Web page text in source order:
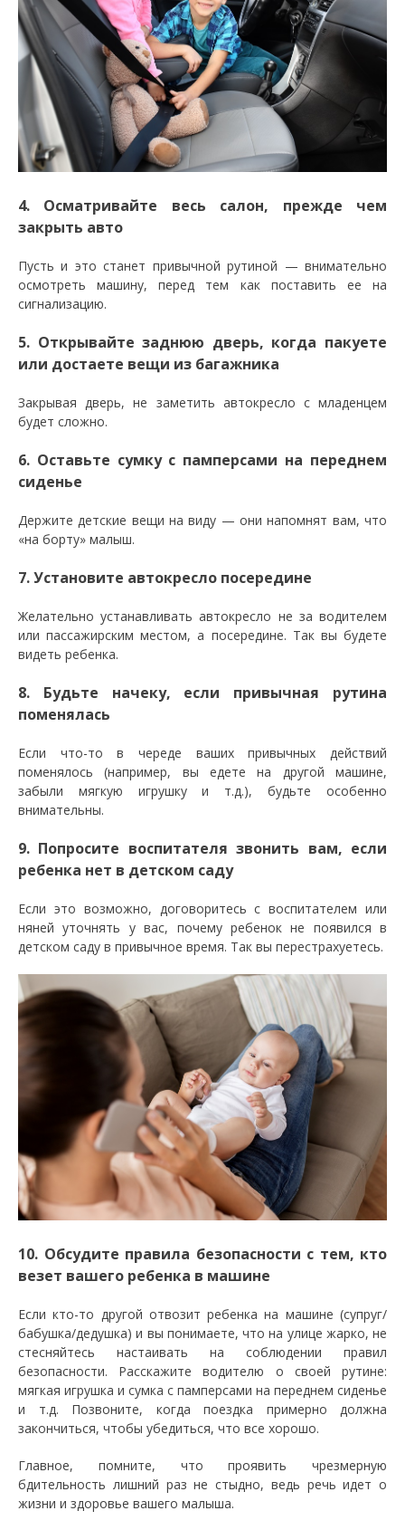
4. Осматривайте весь салон, прежде чем
закрыть авто
Пусть и это станет привычной рутиной — внимательно
осмотреть машину, перед тем как поставить ее на
сигнализацию.
5. Открывайте заднюю дверь, когда пакуете
или достаете вещи из багажника
Закрывая дверь, не заметить автокресло с младенцем
будет сложно.
6. Оставьте сумку с памперсами на переднем
сиденье
Держите детские вещи на виду — они напомнят вам, что
«на борту» малыш.
7. Установите автокресло посередине
Желательно устанавливать автокресло не за водителем
или пассажирским местом, а посередине. Так вы будете
видеть ребенка.
8. Будьте начеку, если привычная рутина
поменялась
Если что-то в череде ваших привычных действий
поменялось (например, вы едете на другой машине,
забыли мягкую игрушку и т.д.), будьте особенно
внимательны.
9. Попросите воспитателя звонить вам, если
ребенка нет в детском саду
Если это возможно, договоритесь с воспитателем или
няней уточнять у вас, почему ребенок не появился в
детском саду в привычное время. Так вы перестрахуетесь.
10. Обсудите правила безопасности с тем, кто
везет вашего ребенка в машине
Если кто-то другой отвозит ребенка на машине (супруг/
бабушка/дедушка) и вы понимаете, что на улице жарко, не
стесняйтесь настаивать на соблюдении правил
безопасности. Расскажите водителю о своей рутине:
мягкая игрушка и сумка с памперсами на переднем сиденье
и т.д. Позвоните, когда поездка примерно должна
закончиться, чтобы убедиться, что все хорошо.
Главное, помните, что проявить чрезмерную
бдительность лишний раз не стыдно, ведь речь идет о
жизни и здоровье вашего малыша.